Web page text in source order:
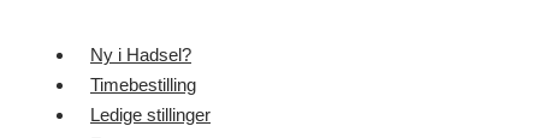
Ny i Hadsel?
Timebestilling
Ledige stillinger